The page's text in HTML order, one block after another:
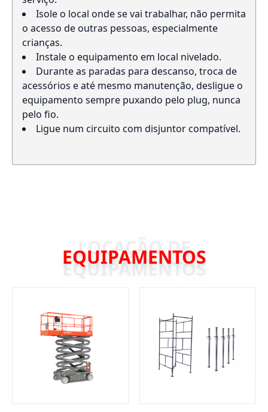
Isole o local onde se vai trabalhar, não permita
o acesso de outras pessoas, especialmente
crianças.
Instale o equipamento em local nivelado.
Durante as paradas para descanso, troca de
acessórios e até mesmo manutenção, desligue o
equipamento sempre puxando pelo plug, nunca
pelo fio.
Ligue num circuito com disjuntor compatível.
EQUIPAMENTOS